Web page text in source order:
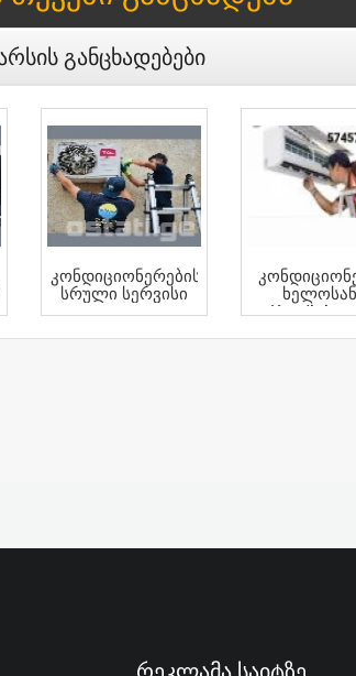
Განცხადებები
Კონდიციონერების
Სრული Სერვისი